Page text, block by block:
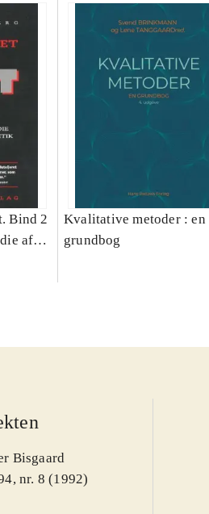
Bind 2
af
Kvalitative metoder : en
grundbog
Bisgaard
nr. 8 (1992)